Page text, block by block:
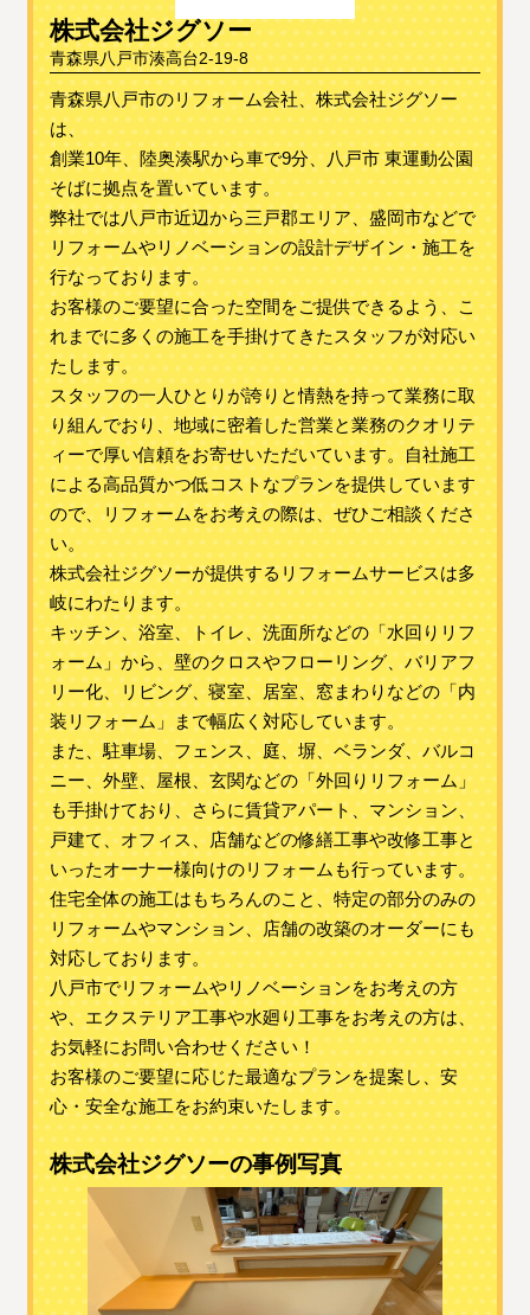
株式会社ジグソー
青森県八戸市湊高台2-19-8
青森県八戸市のリフォーム会社、株式会社ジグソー
は、
創業10年、陸奥湊駅から車で9分、八戸市 東運動公園
そばに拠点を置いています。
弊社では八戸市近辺から三戸郡エリア、盛岡市などで
リフォームやリノベーションの設計デザイン・施工を
行なっております。
お客様のご要望に合った空間をご提供できるよう、こ
れまでに多くの施工を手掛けてきたスタッフが対応い
たします。
スタッフの一人ひとりが誇りと情熱を持って業務に取
り組んでおり、地域に密着した営業と業務のクオリテ
ィーで厚い信頼をお寄せいただいています。自社施工
による高品質かつ低コストなプランを提供しています
ので、リフォームをお考えの際は、ぜひご相談くださ
い。
株式会社ジグソーが提供するリフォームサービスは多
岐にわたります。
キッチン、浴室、トイレ、洗面所などの「水回りリフ
ォーム」から、壁のクロスやフローリング、バリアフ
リー化、リビング、寝室、居室、窓まわりなどの「内
装リフォーム」まで幅広く対応しています。
また、駐車場、フェンス、庭、塀、ベランダ、バルコ
ニー、外壁、屋根、玄関などの「外回りリフォーム」
も手掛けており、さらに賃貸アパート、マンション、
戸建て、オフィス、店舗などの修繕工事や改修工事と
いったオーナー様向けのリフォームも行っています。
住宅全体の施工はもちろんのこと、特定の部分のみの
リフォームやマンション、店舗の改築のオーダーにも
対応しております。
八戸市でリフォームやリノベーションをお考えの方
や、エクステリア工事や水廻り工事をお考えの方は、
お気軽にお問い合わせください！
お客様のご要望に応じた最適なプランを提案し、安
心・安全な施工をお約束いたします。
株式会社ジグソーの事例写真